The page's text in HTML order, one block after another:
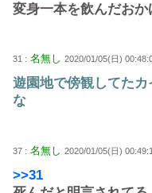
変身一本を飲んだおか
31 : 名無し 2020/01/05(日)
遊園地で傍観してた
な
37 : 名無し 2020/01/05(日)
>>31